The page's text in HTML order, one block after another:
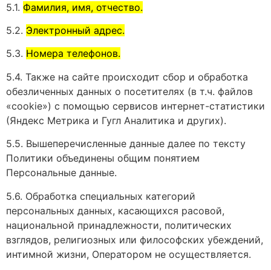
5.1. Фамилия, имя, отчество.
5.2. Электронный адрес.
5.3. Номера телефонов.
5.4. Также на сайте происходит сбор и обработка
обезличенных данных о посетителях (в т.ч. файлов
«cookie») с помощью сервисов интернет-статистики
(Яндекс Метрика и Гугл Аналитика и других).
5.5. Вышеперечисленные данные далее по тексту
Политики объединены общим понятием
Персональные данные.
5.6. Обработка специальных категорий
персональных данных, касающихся расовой,
национальной принадлежности, политических
взглядов, религиозных или философских убеждений,
интимной жизни, Оператором не осуществляется.